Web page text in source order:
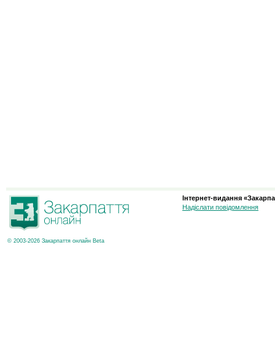
© 2003-2026 Закарпаття онлайн Beta
Інтернет-видання
Надіслати повідомлення